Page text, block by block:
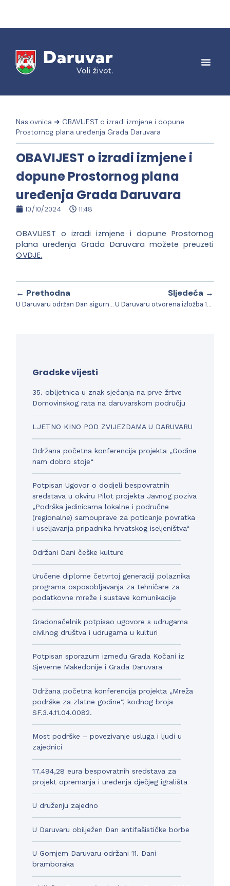
Naslovnica ➜ OBAVIJEST o izradi izmjene i dopune
Prostornog plana uređenja Grada Daruvara
OBAVIJEST o izradi izmjene i
dopune Prostornog plana
uređenja Grada Daruvara
10/10/2024 11:48
OBAVIJEST o izradi izmjene i dopune Prostornog
plana uređenja Grada Daruvara možete preuzeti
OVDJE.
← Prethodna
U Daruvaru održan Dan sigurnosti djece u prometu
Sljedeća →
U Daruvaru otvorena izložba 19. bjelovarskog salona fotografije s međunarodnim sudjelovanjem “Šuma okom šumara”
Gradske vijesti
35. obljetnica u znak sjećanja na prve žrtve
Domovinskog rata na daruvarskom području
LJETNO KINO POD ZVIJEZDAMA U DARUVARU
Održana početna konferencija projekta „Godine
nam dobro stoje“
Potpisan Ugovor o dodjeli bespovratnih
sredstava u okviru Pilot projekta Javnog poziva
„Podrška jedinicama lokalne i područne
(regionalne) samouprave za poticanje povratka
i useljavanja pripadnika hrvatskog iseljeništva“
Održani Dani češke kulture
Uručene diplome četvrtoj generaciji polaznika
programa osposobljavanja za tehničare za
podatkovne mreže i sustave komunikacije
Gradonačelnik potpisao ugovore s udrugama
civilnog društva i udrugama u kulturi
Potpisan sporazum između Grada Kočani iz
Sjeverne Makedonije i Grada Daruvara
Održana početna konferencija projekta „Mreža
podrške za zlatne godine“, kodnog broja
SF.3.4.11.04.0082.
Most podrške – povezivanje usluga i ljudi u
zajednici
17.494,28 eura bespovratnih sredstava za
projekt opremanja i uređenja dječjeg igrališta
U druženju zajedno
U Daruvaru obilježen Dan antifašističke borbe
U Gornjem Daruvaru održani 11. Dani
bramboraka